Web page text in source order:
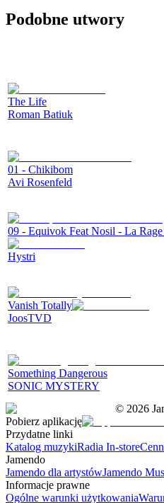
Podobne utwory
The Life
Roman Batiuk
01 - Chikibom
Avi Rosenfeld
09 - Equivok Feat Nosil - La
Hystri
Vanish Totally
JoosTVD
Something Dangerous
SONIC MYSTERY
© 2026
Pobierz aplikację
Przydatne linki
Katalog muzykiRadia In-store
Jamendo
Jamendo dla artystówJamendo
Informacje prawne
Ogólne warunki użytkowania